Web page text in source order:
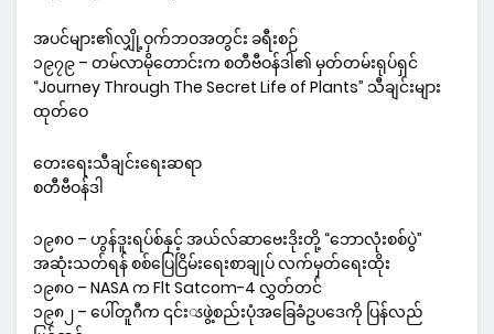
အပင်များ၏လျှို့ဝှက်ဘဝအတွင်း ခရီးစဉ်
၁၉၇၉ – တမ်လာမိုတောင်းက စတီဗီဝန်ဒါ၏ မှတ်တမ်းရုပ်ရှင်
“Journey Through The Secret Life of Plants” သီချင်းများ
ထုတ်ဝေ
တေးရေးသီချင်းရေးဆရာ
စတီဗီဝန်ဒါ
၁၉၈၀ – ဟွန်ဒူးရပ်စ်နှင့် အယ်လ်ဆာဗေးဒိုးတို့ “ဘောလုံးစစ်ပွဲ”
အဆုံးသတ်ရန် စစ်ပြေငြိမ်းရေးစာချုပ် လက်မှတ်ရေးထိုး
၁၉၈၀ – NASA က Flt Satcom-4 လွှတ်တင်
၁၉၈၂ – ပေါ်တူဂီက ၎င်းၖဖွဲ့စည်းပုံအခြေခံဥပဒေကို ပြန်လည်